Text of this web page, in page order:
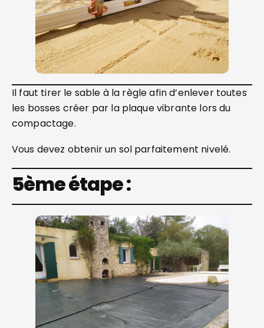
Il faut tirer le sable à la règle afin d’enlever toutes
les bosses créer par la plaque vibrante lors du
compactage.
Vous devez obtenir un sol parfaitement nivelé.
5ème étape :